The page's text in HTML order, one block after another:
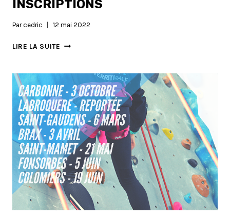
INSCRIPTIONS
Par cedric 12 mai 2022
LIRE LA SUITE GET
FONSORBES
:
INSCRIPTIONS